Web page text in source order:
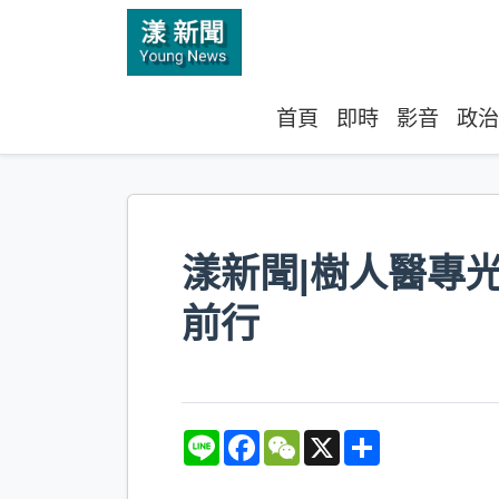
首頁 即時 影音 政治
漾新聞|樹人醫專
前行
L
F
W
X